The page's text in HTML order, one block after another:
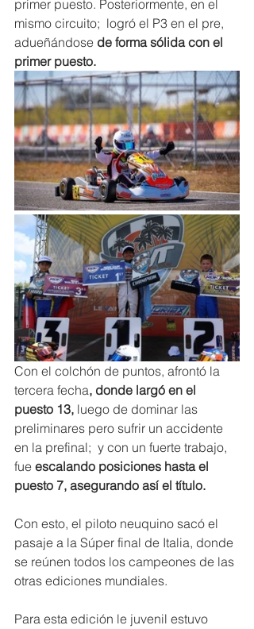
primer puesto. Posteriormente, en el
mismo circuito;  logró el P3 en el pre,
adueñándose de forma sólida con el
primer puesto.
Con el colchón de puntos, afrontó la
tercera fecha, donde largó en el
puesto 13, luego de dominar las
preliminares pero sufrir un accidente
en la prefinal;  y con un fuerte trabajo,
fue escalando posiciones hasta el
puesto 7, asegurando así el título.
Con esto, el piloto neuquino sacó el
pasaje a la Súper final de Italia, donde
se reúnen todos los campeones de las
otras ediciones mundiales.
Para esta edición le juvenil estuvo